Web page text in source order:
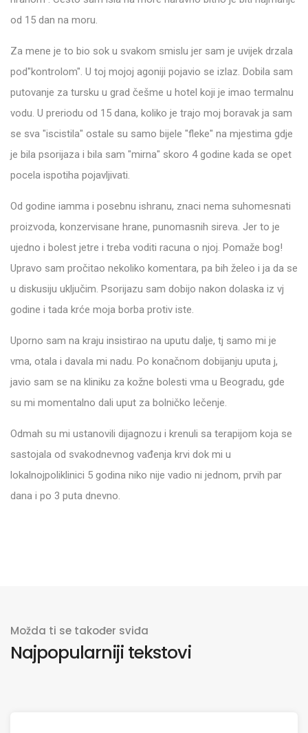
od 15 dan na moru.
Za mene je to bio sok u svakom smislu jer sam je uvijek drzala
pod"kontrolom". U toj mojoj agoniji pojavio se izlaz. Dobila sam
putovanje za tursku u grad češme u hotel koji je imao termalnu
vodu. U preriodu od 15 dana, koliko je trajo moj boravak ja sam
se sva "iscistila" ostale su samo bijele "fleke" na mjestima gdje
je bila psorijaza i bila sam "mirna" skoro 4 godine kada se opet
pocela ispotiha pojavljivati.
Od godine iamma i posebnu ishranu, znaci nema suhomesnati
proizvoda, konzervisane hrane, punomasnih sireva. Jer to je
ujedno i bolest jetre i treba voditi racuna o njoj. Pomaže bog!
Upravo sam pročitao nekoliko komentara, pa bih želeo i ja da se
u diskusiju uključim. Psorijazu sam dobijo nakon dolaska iz vj
godine i tada krće moja borba protiv iste.
Uporno sam na kraju insistirao na uputu dalje, tj samo mi je
vma, otala i davala mi nadu. Po konačnom dobijanju uputa j,
javio sam se na kliniku za kožne bolesti vma u Beogradu, gde
su mi momentalno dali uput za bolničko lečenje.
Odmah su mi ustanovili dijagnozu i krenuli sa terapijom koja se
sastojala od svakodnevnog vađenja krvi dok mi u
lokalnojpoliklinici 5 godina niko nije vadio ni jednom, prvih par
dana i po 3 puta dnevno.
Možda ti se također sviđa
Najpopularniji tekstovi